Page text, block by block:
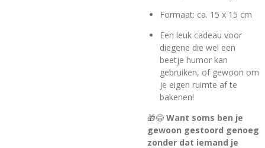
Formaat: ca. 15 x 15 cm
Een leuk cadeau voor
diegene die wel een
beetje humor kan
gebruiken, of gewoon om
je eigen ruimte af te
bakenen!
🎁😂 Want soms ben je
gewoon gestoord genoeg
zonder dat iemand je